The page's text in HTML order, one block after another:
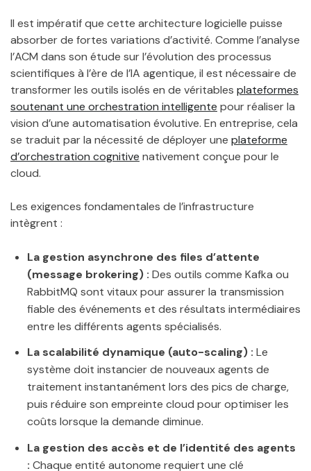
Il est impératif que cette architecture logicielle puisse
absorber de fortes variations d’activité. Comme l’analyse
l’ACM dans son étude sur l’évolution des processus
scientifiques à l’ère de l’IA agentique, il est nécessaire de
transformer les outils isolés en de véritables plateformes
soutenant une orchestration intelligente pour réaliser la
vision d’une automatisation évolutive. En entreprise, cela
se traduit par la nécessité de déployer une plateforme
d’orchestration cognitive nativement conçue pour le
cloud.
Les exigences fondamentales de l’infrastructure
intègrent :
La gestion asynchrone des files d’attente
(message brokering) : Des outils comme Kafka ou
RabbitMQ sont vitaux pour assurer la transmission
fiable des événements et des résultats intermédiaires
entre les différents agents spécialisés.
La scalabilité dynamique (auto-scaling) : Le
système doit instancier de nouveaux agents de
traitement instantanément lors des pics de charge,
puis réduire son empreinte cloud pour optimiser les
coûts lorsque la demande diminue.
La gestion des accès et de l’identité des agents
: Chaque entité autonome requiert une clé